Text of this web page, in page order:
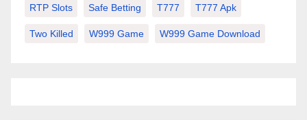
RTP Slots Safe Betting T777 T777 Apk
Two Killed W999 Game W999 Game Download